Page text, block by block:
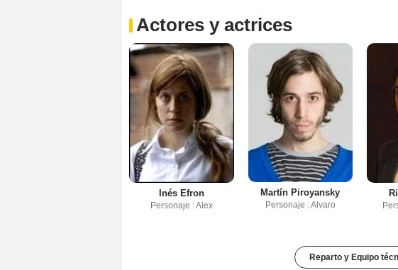
Actores y actrices
Inés Efron
Personaje : Alex
Martín Piroyansky
Personaje : Alvaro
Reparto y Equipo